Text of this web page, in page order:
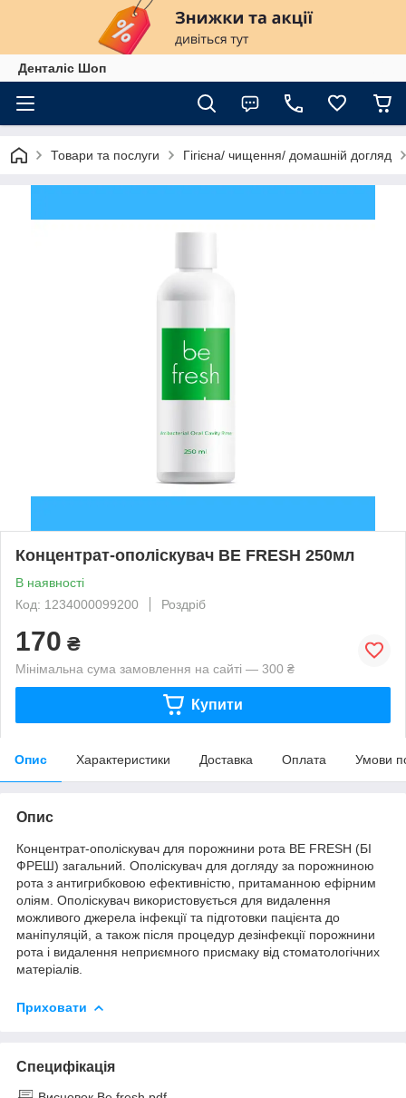
Денталіс Шоп
Товари та послуги Гігієна/ чищення/ домашній догляд
Концентрат-ополіскувач BE FRESH 250мл
В наявності
Код: 1234000099200
Роздріб
170 ₴
Мінімальна сума замовлення на сайті — 300 ₴
Купити
Опис Характеристики Доставка Оплата Умови
Опис
Концентрат-ополіскувач для порожнини рота BE FRESH (БІ
ФРЕШ) загальний. Ополіскувач для догляду за порожниною
рота з антигрибковою ефективністю, притаманною ефірним
оліям. Ополіскувач використовується для видалення
можливого джерела інфекції та підготовки пацієнта до
маніпуляцій, а також після процедур дезінфекції порожнини
рота і видалення неприємного присмаку від стоматологічних
матеріалів.
Приховати
Специфікація